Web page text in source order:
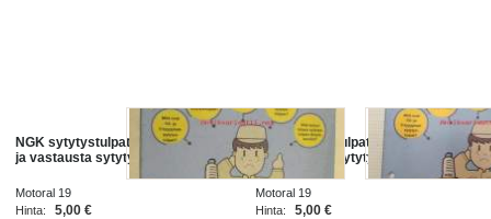
NGK sytytystulpat 20 kysymystä
ja vastausta sytytystulpista
Motoral 19
Hinta:
5,00 €
NGK sytytystulpat 20 kysymystä
ja vastausta sytytystulpista
Motoral 19
Hinta:
5,00 €